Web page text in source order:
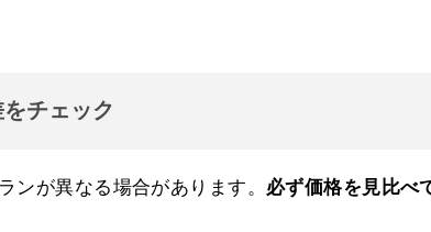
チェック
ンが異なる場合があります。 必ず価格を見比べ